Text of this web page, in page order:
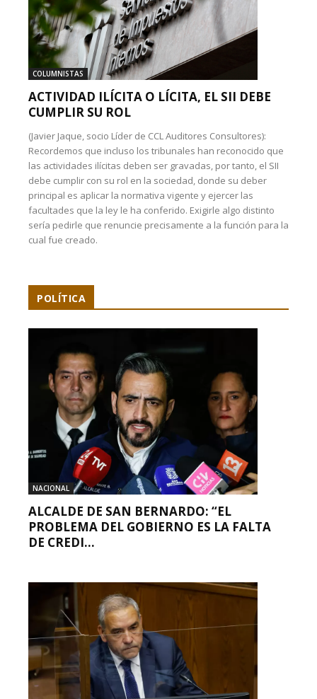
COLUMNISTAS
ACTIVIDAD ILÍCITA O LÍCITA, EL SII DEBE
CUMPLIR SU ROL
(Javier Jaque, socio Líder de CCL Auditores Consultores):
Recordemos que incluso los tribunales han reconocido que
las actividades ilícitas deben ser gravadas, por tanto, el SII
debe cumplir con su rol en la sociedad, donde su deber
principal es aplicar la normativa vigente y ejercer las
facultades que la ley le ha conferido. Exigirle algo distinto
sería pedirle que renuncie precisamente a la función para la
cual fue creado.
POLÍTICA
NACIONAL
ALCALDE DE SAN BERNARDO: “EL
PROBLEMA DEL GOBIERNO ES LA FALTA
DE CREDI...